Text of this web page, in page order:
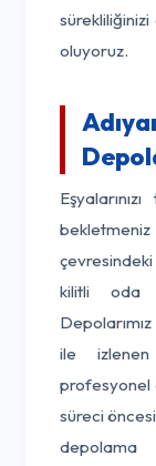
sürekliliğinizi
oluyoruz.
bekletmeniz
kilitli oda
ile
profesyonel
süreci
depolama